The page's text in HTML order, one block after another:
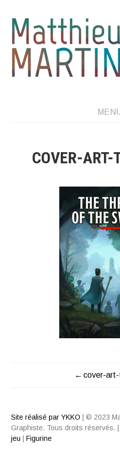
Aller
au
contenu
COVER-
NAVIGATION
L’ARTICLE
cover-
Site réalisé par YKKO |© 2023
Graphiste. Tous droits réservés.
jeu
|Figurine